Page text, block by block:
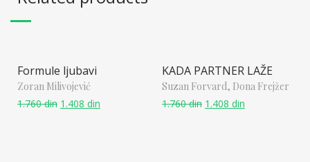
Formule ljubavi
Zoran Milivojević
1.760din 1.408 din
KADA PARTNER LAŽE
Suzan Forvard, Dona Frejžer
1.760din 1.408 din